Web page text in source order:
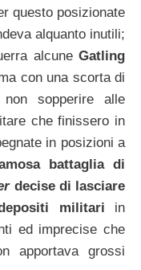
questo posizionate
alquanto inutili;
alcune Gatling
con una scorta di
sopperire alle
che finissero in
in posizioni a
battaglia di
decise di lasciare
militari in
ed imprecise che
apportava grossi